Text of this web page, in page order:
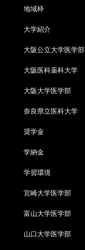
地域枠
大学紹介
大阪公立大学医学部
大阪医科薬科大学
大阪大学医学部
奈良県立医科大学
奨学金
学納金
学習環境
宮崎大学医学部
富山大学医学部
山口大学医学部